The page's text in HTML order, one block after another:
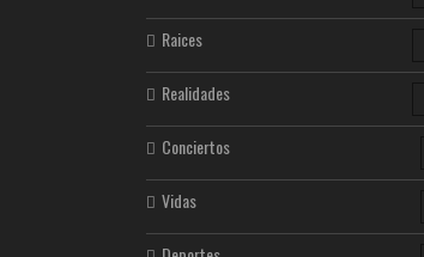
Raices
Realidades
Conciertos
Vidas